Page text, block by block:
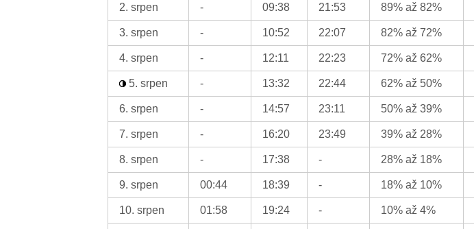
2. srpen - 09:38 21:53 89% až 82%
3. srpen - 10:52 22:07 82% až 72%
4. srpen - 12:11 22:23 72% až 62%
5. srpen - 13:32 22:44 62% až 50%
6. srpen - 14:57 23:11 50% až 39%
7. srpen - 16:20 23:49 39% až 28%
8. srpen - 17:38 - 28% až 18%
9. srpen 00:44 18:39 - 18% až 10%
10. srpen 01:58 19:24 - 10% až 4%